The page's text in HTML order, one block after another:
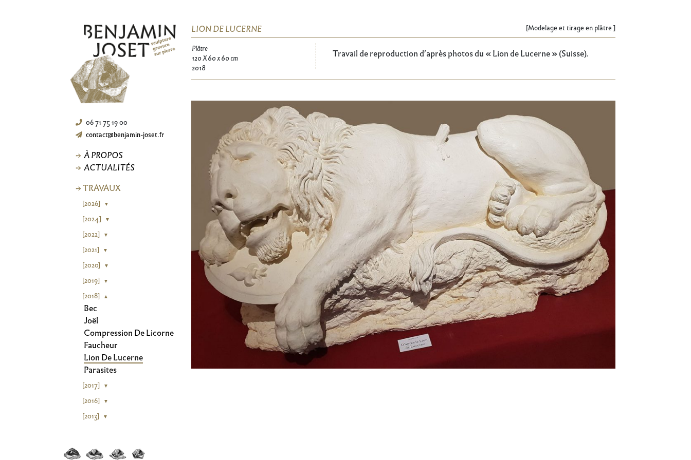
06 71 75 19 00
contact@benjamin-joset.fr
À PROPOS
ACTUALITÉS
→ TRAVAUX
[2026] ▼
[2024] ▼
[2022] ▼
[2021] ▼
[2020] ▼
[2019] ▼
[2018] ▲
Bec
Joël
Compression De Licorne
Faucheur
Lion De Lucerne
Parasites
[2017] ▼
[2016] ▼
[2013] ▼
LION DE LUCERNE
[Modelage et tirage en plâtre ]
Plâtre
120 X 60 x 60 cm
2018
Travail de reproduction d’après photos du « Lion de Lucerne » (Suisse).